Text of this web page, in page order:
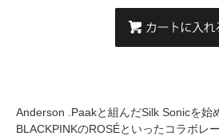
Anderson .Paakと組んだSilk Sonicを始
BLACKPINKのROSÉといったコラボレ